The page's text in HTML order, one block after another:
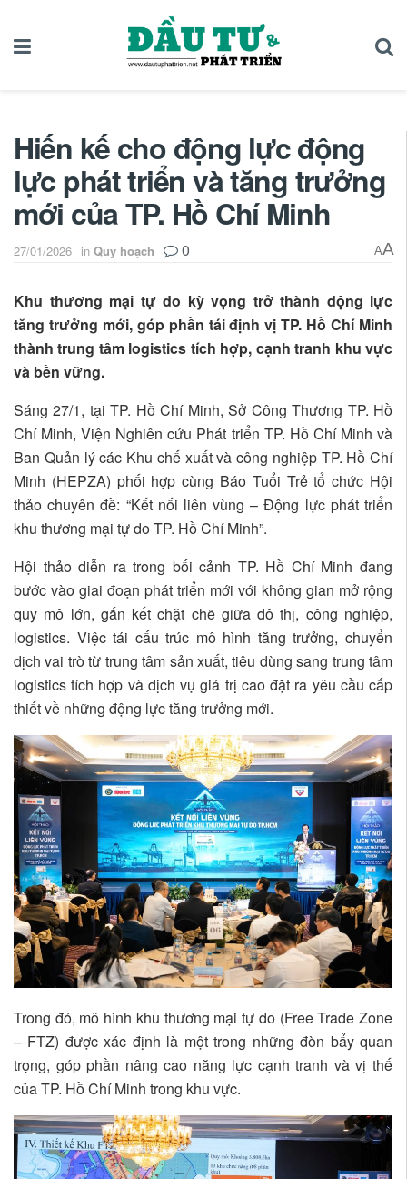
Hiến kế cho động lực động
lực phát triển và tăng trưởng
mới của TP. Hồ Chí Minh
27/01/2026 in Quy hoạch 0 AA
Khu thương mại tự do kỳ vọng trở thành động lực
tăng trưởng mới, góp phần tái định vị TP. Hồ Chí Minh
thành trung tâm logistics tích hợp, cạnh tranh khu vực
và bền vững.
Sáng 27/1, tại TP. Hồ Chí Minh, Sở Công Thương TP. Hồ
Chí Minh, Viện Nghiên cứu Phát triển TP. Hồ Chí Minh và
Ban Quản lý các Khu chế xuất và công nghiệp TP. Hồ Chí
Minh (HEPZA) phối hợp cùng Báo Tuổi Trẻ tổ chức Hội
thảo chuyên đề: “Kết nối liên vùng – Động lực phát triển
khu thương mại tự do TP. Hồ Chí Minh”.
Hội thảo diễn ra trong bối cảnh TP. Hồ Chí Minh đang
bước vào giai đoạn phát triển mới với không gian mở rộng
quy mô lớn, gắn kết chặt chẽ giữa đô thị, công nghiệp,
logistics. Việc tái cấu trúc mô hình tăng trưởng, chuyển
dịch vai trò từ trung tâm sản xuất, tiêu dùng sang trung tâm
logistics tích hợp và dịch vụ giá trị cao đặt ra yêu cầu cấp
thiết về những động lực tăng trưởng mới.
Trong đó, mô hình khu thương mại tự do (Free Trade Zone
– FTZ) được xác định là một trong những đòn bẩy quan
trọng, góp phần nâng cao năng lực cạnh tranh và vị thế
của TP. Hồ Chí Minh trong khu vực.